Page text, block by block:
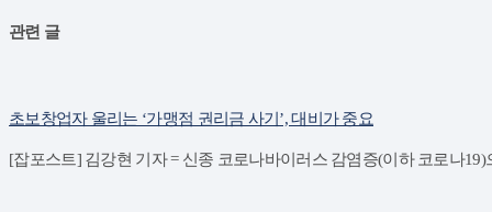
관련 글
초보창업자 울리는 ‘가맹점 권리금 사기’, 대비가 중요
[잡포스트] 김강현 기자 = 신종 코로나바이러스 감염증(이하 코로나